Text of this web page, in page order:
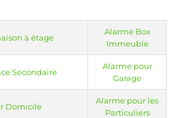
internet et fibre optique, offrant une
heures en cas de coupure de courant.
à une technologie éprouvée pour la
de vos biens.
à étage
Alarme Box
Immeuble
Secondaire
Alarme pour
Garage
Domicile
Alarme pour les
Particuliers